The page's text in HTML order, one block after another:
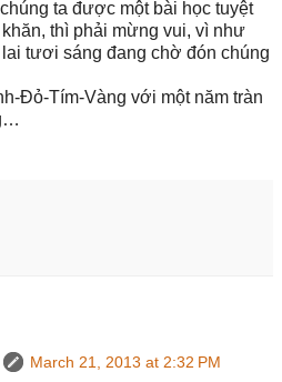
ta được một bài học tuyệt
thì phải mừng vui, vì như
tươi sáng đang chờ đón chúng
Đỏ-Tím-Vàng với một năm tràn
March 21, 2013 at 2:32 PM